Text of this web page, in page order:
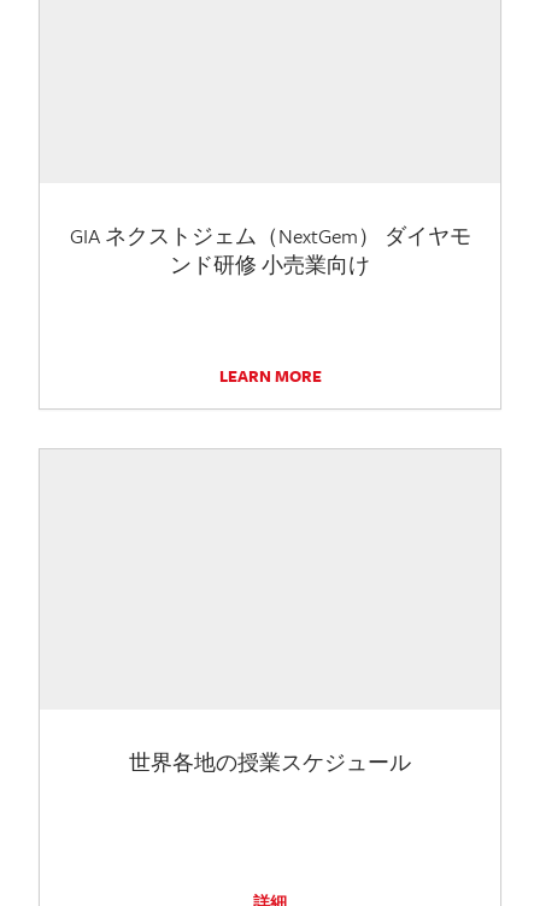
GIA ネクストジェム（NextGem） ダイヤモ
ンド研修 小売業向け
LEARN MORE
世界各地の授業スケジュール